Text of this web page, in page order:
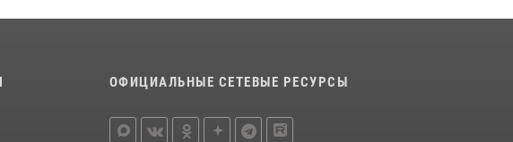
подозреваемого в краже
21 июля 2026, 13:18
ОФИЦИАЛЬНЫЕ СЕТЕВЫЕ РЕСУРСЫ